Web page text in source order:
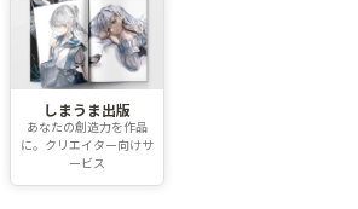
しまうま出版
あなたの創造力を作品
に。クリエイター向けサ
ービス